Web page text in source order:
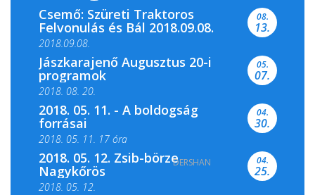
Csemő: Szüreti Traktoros
Felvonulás és Bál 2018.09.08.
2018.09.08.
08.
13.
Jászkarajenő Augusztus 20-i
programok
2018. 08. 20.
05.
07.
2018. 05. 11. - A boldogság
forrásai
2018. 05. 11. 17 óra
2018. 05. 11. 19 óra
04.
30.
2018. 05. 12. Zsib-börze
Nagykőrös
2018. 05. 12.
04.
25.
DERSHAN